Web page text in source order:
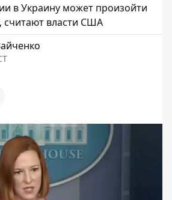
в Украину может произойти
власти США